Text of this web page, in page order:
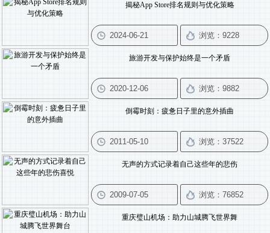
揭秘App Store排名规则与优化策略
旅游开发与保护始终是一个矛盾
倒霉时刻：疲惫日子里的意外插曲
无声的方式记录着自己这些年的悲伤
重庆璧山机场：助力山城腾飞世界舞